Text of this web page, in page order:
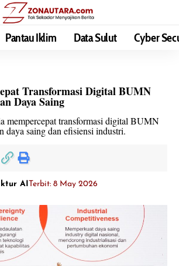
Pantau Iklim Data Sulut Cyber
Transformasi Digital BUMN
Daya Saing
mempercepat transformasi digital BUMN
daya saing dan efisiensi industri.
AITerbit: 8 May 2026